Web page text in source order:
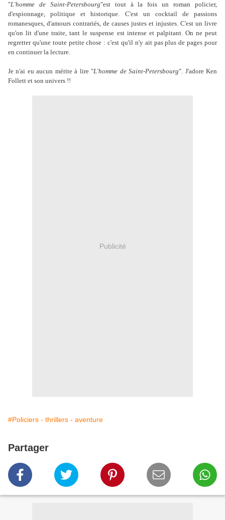
"L'homme de Saint-Petersbourg"est tout à la fois un roman policier,
d'espionnage, politique et historique. C'est un cocktail de passions
romanesques, d'amours contrariés, de causes justes et injustes. C'est un livre
qu'on lit d'une traite, tant le suspense est intense et palpitant. On ne peut
regretter qu'une toute petite chose : c'est qu'il n'y ait pas plus de pages pour
en continuer la lecture.
Je n'ai eu aucun mérite à lire "L'homme de Saint-Petersbourg". J'adore Ken
Follett et son univers !!
Publicité
#Policiers - thrillers - aventure
Partager